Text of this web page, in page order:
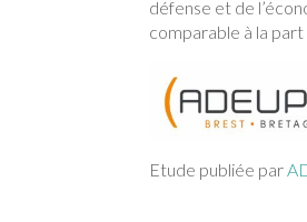
défense et de
comparable à la
Etude publiée par